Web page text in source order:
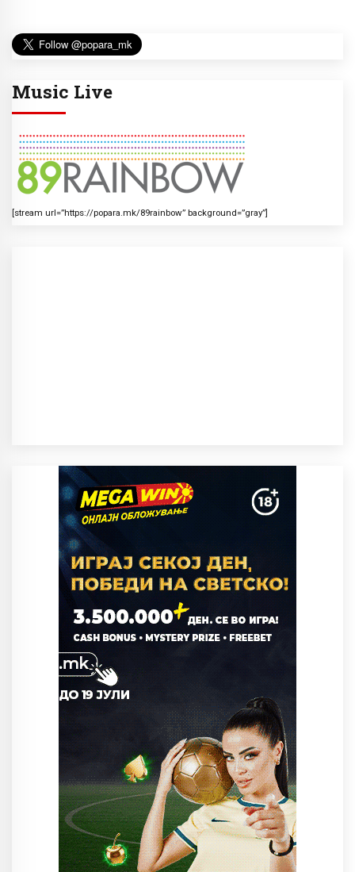
Music Live
[stream url=”https://popara.mk/89rainbow” background=”gray”]